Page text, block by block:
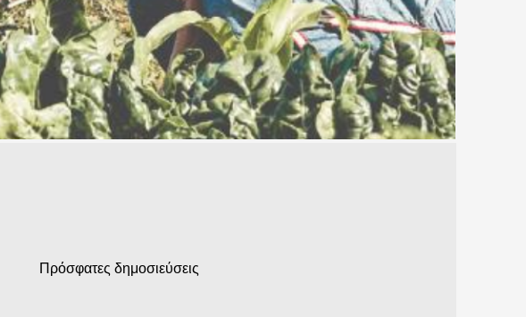
Πρόσφατες δημοσιεύσεις